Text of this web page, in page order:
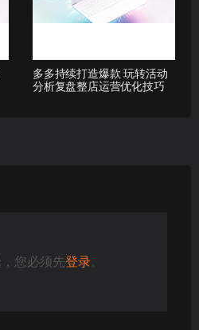
多多持续打造爆款 玩转活动
分析复盘整店运营优化技巧
您必须先登录。